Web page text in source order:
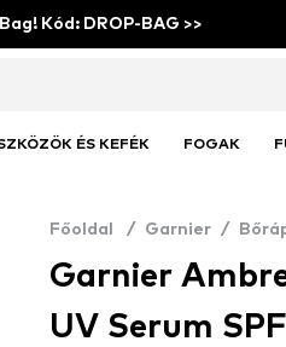
Kód: DROP-BAG >>
ÉS KEFÉK FOGAK
Főoldal / Garnier /
Garnier
UV Serum